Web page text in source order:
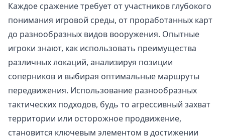
Каждое сражение требует от участников глубокого
понимания игровой среды, от проработанных карт
до разнообразных видов вооружения. Опытные
игроки знают, как использовать преимущества
различных локаций, анализируя позиции
соперников и выбирая оптимальные маршруты
передвижения. Использование разнообразных
тактических подходов, будь то агрессивный захват
территории или осторожное продвижение,
становится ключевым элементом в достижении